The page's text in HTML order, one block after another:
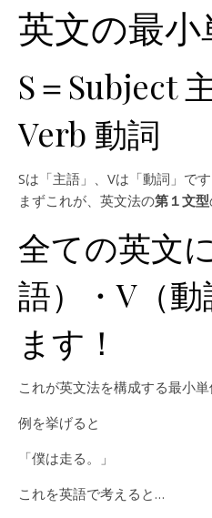
英文の最小
S＝
Verb 動詞
Sは「主語」、Vは「動詞」です
まずこれが、英文法の第１文型
全ての英文
語）・V（動
ます！
これが英文法を構成する最小
例を挙げると
「僕は走る。」
これを英語で考えると…